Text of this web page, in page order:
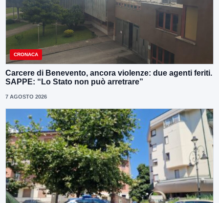
CRONACA
Carcere di Benevento, ancora violenze: due agenti feriti.
SAPPE: “Lo Stato non può arretrare”
7 AGOSTO 2026